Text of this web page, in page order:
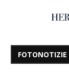
FOTONOTIZIE